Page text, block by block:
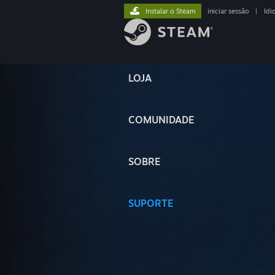
LOJA
COMUNIDADE
SOBRE
SUPORTE
Instalar o Steam iniciar sessão